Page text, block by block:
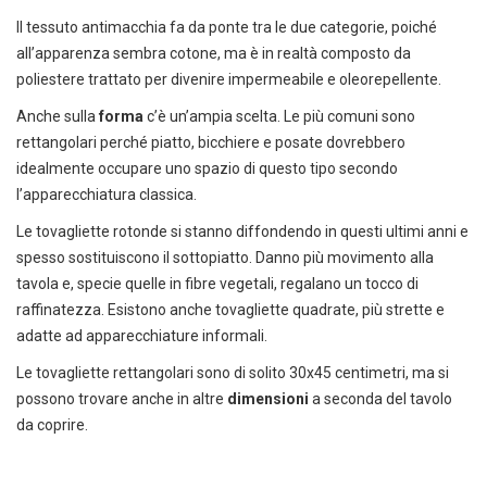
Scarica il catalogo cleaning
Soluzioni per la pulizia
Il tessuto antimacchia fa da ponte tra le due categorie, poiché
all’apparenza sembra cotone, ma è in realtà composto da
poliestere trattato per divenire impermeabile e oleorepellente.
Anche sulla forma c’è un’ampia scelta. Le più comuni sono
rettangolari perché piatto, bicchiere e posate dovrebbero
idealmente occupare uno spazio di questo tipo secondo
l’apparecchiatura classica.
Le tovagliette rotonde si stanno diffondendo in questi ultimi anni e
spesso sostituiscono il sottopiatto. Danno più movimento alla
tavola e, specie quelle in fibre vegetali, regalano un tocco di
raffinatezza. Esistono anche tovagliette quadrate, più strette e
adatte ad apparecchiature informali.
Le tovagliette rettangolari sono di solito 30x45 centimetri, ma si
possono trovare anche in altre dimensioni a seconda del tavolo
da coprire.